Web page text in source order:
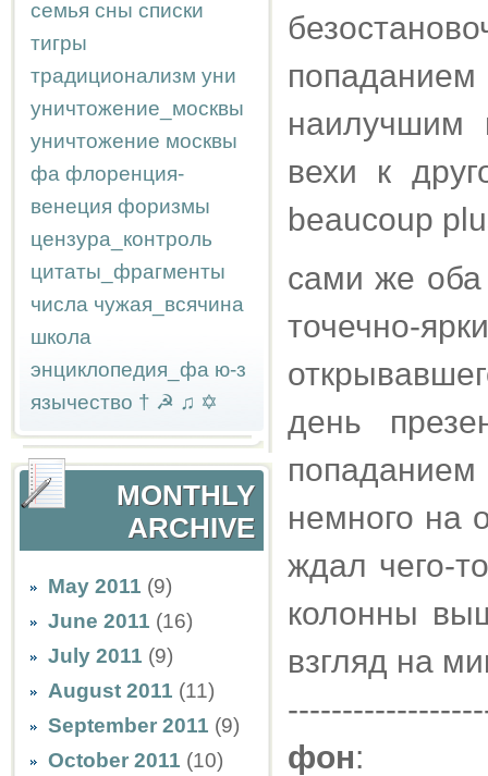
семья сны списки
тигры
традиционализм уни
уничтожение_москвы
уничтожение москвы
фа флоренция-
венеция форизмы
цензура_контроль
цитаты_фрагменты
числа чужая_всячина
школа
энциклопедия_фа ю-з
язычество † ☭ ♫ ✡
MONTHLY
ARCHIVE
May 2011 (9)
June 2011 (16)
July 2011 (9)
August 2011 (11)
September 2011 (9)
October 2011 (10)
наилучшим
вехи к
beaucoup
сами же оба
точечно-
день
немного на
ждал чего-
колонны
взгляд на
фон: